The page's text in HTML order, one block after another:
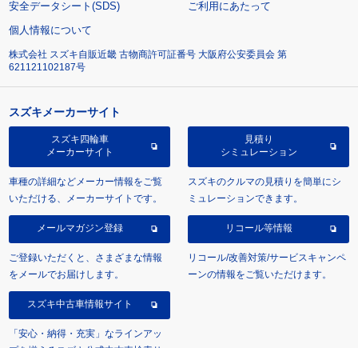
安全データシート(SDS)
ご利用にあたって
個人情報について
株式会社 スズキ自販近畿 古物商許可証番号 大阪府公安委員会 第
621121102187号
スズキメーカーサイト
スズキ四輪車
メーカーサイト
車種の詳細などメーカー情報をご覧
いただける、メーカーサイトです。
見積り
シミュレーション
スズキのクルマの見積りを簡単にシ
ミュレーションできます。
メールマガジン登録
ご登録いただくと、さまざまな情報
をメールでお届けします。
リコール等情報
リコール/改善対策/サービスキャンペ
ーンの情報をご覧いただけます。
スズキ中古車情報サイト
「安心・納得・充実」なラインアッ